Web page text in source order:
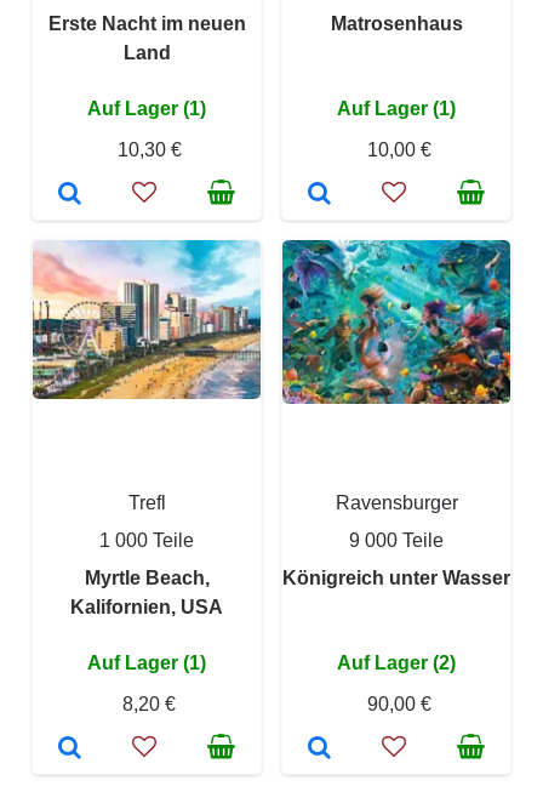
Erste Nacht im neuen
Land
Auf Lager (1)
10,30 €
Matrosenhaus
Auf Lager (1)
10,00 €
Trefl
1 000 Teile
Myrtle Beach,
Kalifornien, USA
Auf Lager (1)
8,20 €
Ravensburger
9 000 Teile
Königreich unter Wasser
Auf Lager (2)
90,00 €